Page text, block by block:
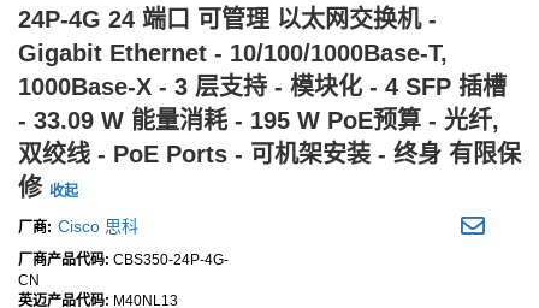
24P-4G 24 端口 可管理 以太网交换机 -
Gigabit Ethernet - 10/100/1000Base-T,
1000Base-X - 3 层支持 - 模块化 - 4 SFP 插槽
- 33.09 W 能量消耗 - 195 W PoE预算 - 光纤,
双绞线 - PoE Ports - 可机架安装 - 终身 有限保
修 收起
厂商: Cisco 思科
厂商产品代码: CBS350-24P-4G-
CN
英迈产品代码: M40NL13